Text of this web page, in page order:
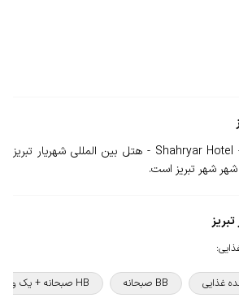
هتل بین المللی شهریار - Shahryar Hotel - هتل بین المللی شهریار تبریز
:
BB صبحانه HB صبحانه + یک وعده غذا